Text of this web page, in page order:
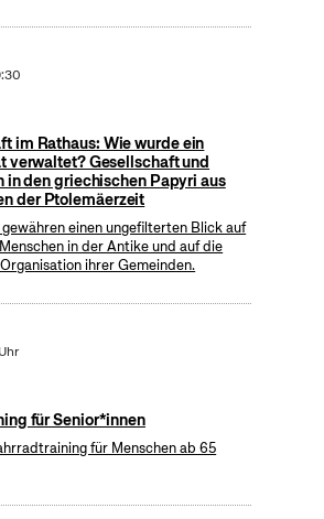
im Rathaus: Wie wurde ein
verwaltet? Gesellschaft und
in den griechischen Papyri aus
der Ptolemäerzeit
einen ungefilterten Blick auf
in der Antike und auf die
ihrer Gemeinden.
für Senior*innen
für Menschen ab 65